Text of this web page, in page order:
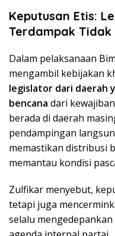
Keputusan Etis:
Terdampak
Dalam pelaksanaan
mengambil kebijakan
legislator dari daerah
bencana dari
berada di daerah
pendampingan
memastikan distribusi
memantau kondisi
Zulfikar menyebut,
tetapi juga
selalu